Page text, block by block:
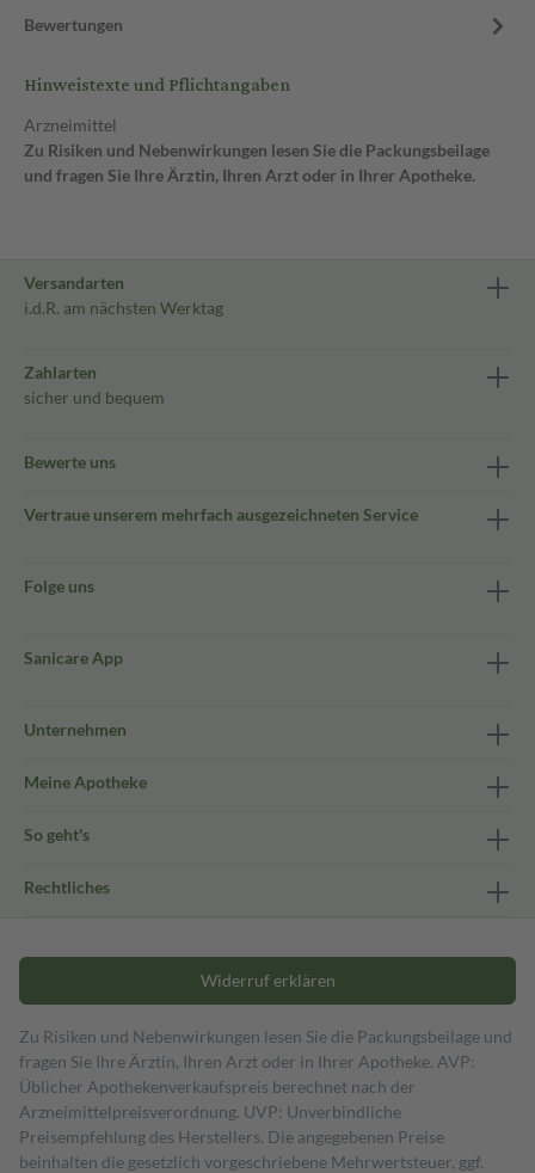
Bewertungen
Hinweistexte und Pflichtangaben
Arzneimittel
Zu Risiken und Nebenwirkungen lesen Sie die Packungsbeilage
und fragen Sie Ihre Ärztin, Ihren Arzt oder in Ihrer Apotheke.
Versandarten
i.d.R. am nächsten Werktag
Zahlarten
sicher und bequem
Bewerte uns
Vertraue unserem mehrfach ausgezeichneten Service
Folge uns
Sanicare App
Unternehmen
Meine Apotheke
So geht's
Rechtliches
Widerruf erklären
Zu Risiken und Nebenwirkungen lesen Sie die Packungsbeilage und
fragen Sie Ihre Ärztin, Ihren Arzt oder in Ihrer Apotheke. AVP:
Üblicher Apothekenverkaufspreis berechnet nach der
Arzneimittelpreisverordnung. UVP: Unverbindliche
Preisempfehlung des Herstellers. Die angegebenen Preise
beinhalten die gesetzlich vorgeschriebene Mehrwertsteuer, ggf.